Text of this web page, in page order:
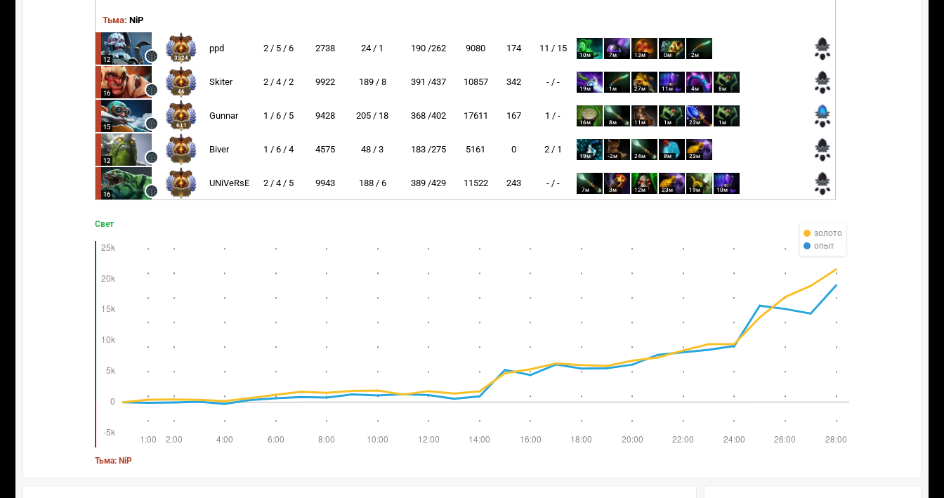
Тьма: NiP
12 3324
ppd 2 / 5 / 6 2738 24 / 1 190 /262 9080 174 11 / 15
10м 7м 13м 0м 2м
16 46
Skiter 2 / 4 / 2 9922 189 / 8 391 /437 10857 342 - / -
19м 1м 27м 11м 4м 8м
15 611
Gunnar 1 / 6 / 5 9428 205 / 18 368 /402 17611 167 1 / -
16м 8м 11м 1м 23м 1м
12
Biver 1 / 6 / 4 4575 48 / 3 183 /275 5161 0 2 / 1
19м -2м 24м 8м 23м
16
UNiVeRsE 2 / 4 / 5 9943 188 / 6 389 /429 11522 243 - / -
7м 3м 12м 23м 19м 10м
золото
опыт
Свет
Тьма: NiP